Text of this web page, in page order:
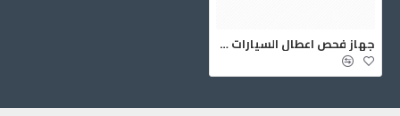
قاعدة بيانات مدمجة باللغة الإنجليزية لمعلومات
تغطية متميزة لمعلومات السيارة ومعلومات
جهاز فحص اعطال السيارات لانش X-431 PRO SE